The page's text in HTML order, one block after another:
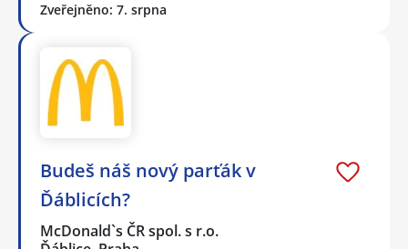
Zveřejněno: 7. srpna
Budeš náš nový parťák v
Ďáblicích?
McDonald`s ČR spol. s r.o.